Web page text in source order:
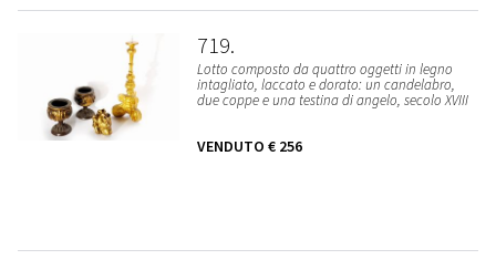
719
Lotto composto da quattro oggetti in legno
intagliato, laccato e dorato: un candelabro,
due coppe e una testina di angelo, secolo XVIII
VENDUTO € 256